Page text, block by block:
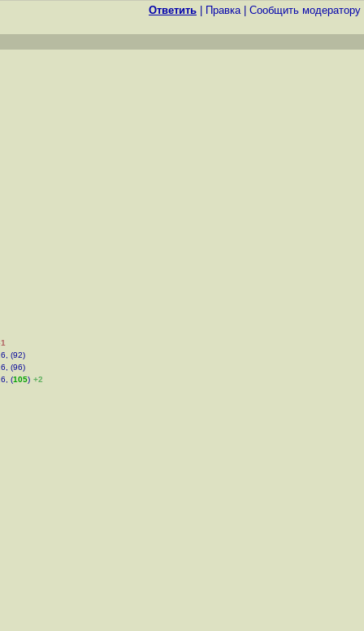
Ответить Правка| Cообщить модератору
(92)
(96)
(105) +2